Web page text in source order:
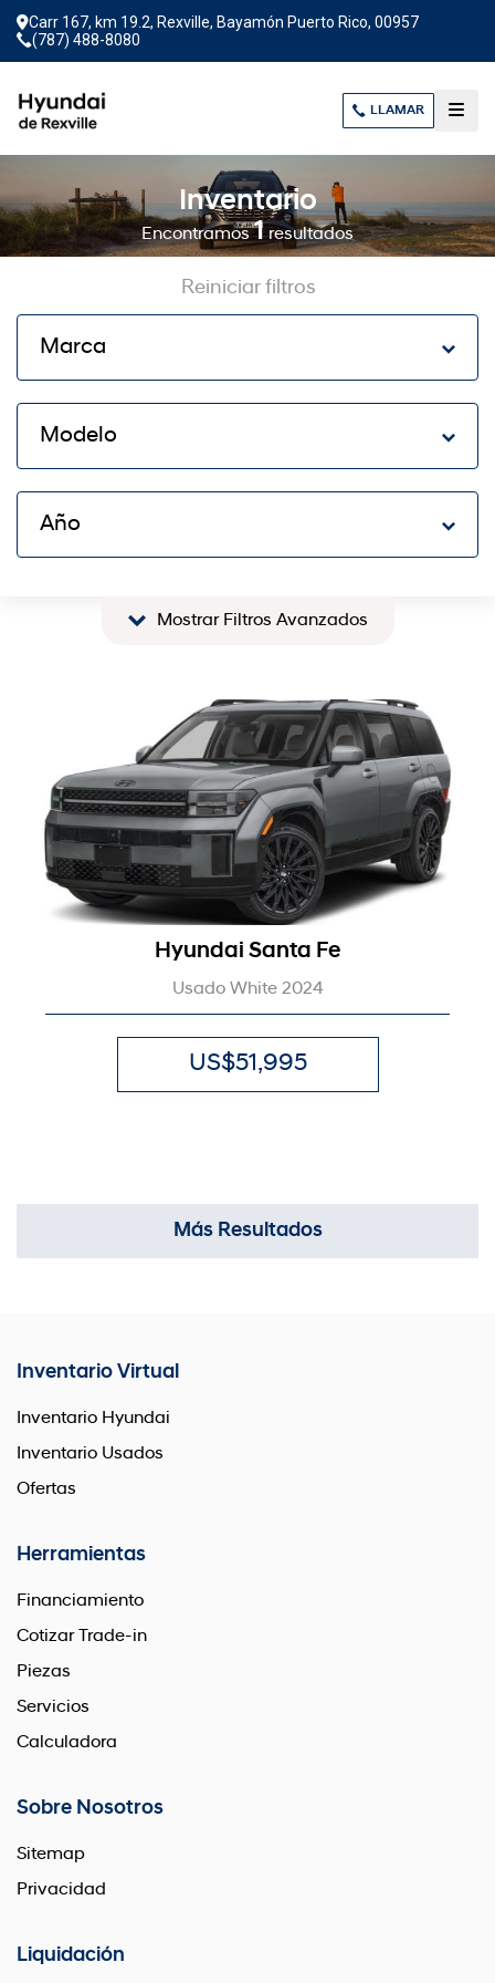
Carr 167, km 19.2, Rexville, Bayamón Puerto Rico, 00957
(787) 488-8080
LLAMAR
Inventario
Encontramos1resultados
Reiniciar filtros
Marca
Modelo
Año
Mostrar Filtros Avanzados
Hyundai Santa Fe
Usado White 2024
US$51,995
Más Resultados
Inventario Virtual
Inventario Hyundai
Inventario Usados
Ofertas
Herramientas
Financiamiento
Cotizar Trade-in
Piezas
Servicios
Calculadora
Sobre Nosotros
Sitemap
Privacidad
Liquidación